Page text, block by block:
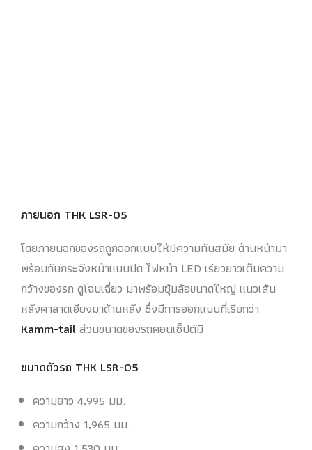
ภายนอก THK LSR-05
โดยภายนอกของรถถูกออกแบบให้มีความทันสมัย ด้านหน้ามา
พร้อมกับกระจังหน้าแบบปิด ไฟหน้า LED เรียวยาวเต็มความ
กว้างของรถ ดูโฉบเฉี่ยว มาพร้อมซุ้มล้อขนาดใหญ่ แนวเส้น
หลังคาลาดเอียงมาด้านหลัง ซึ่งมีการออกแบบที่เรียกว่า
Kamm-tailส่วนขนาดของรถคอนเซ็ปต์มี
ขนาดตัวรถ THK LSR-05
ความยาว 4,995 มม.
ความกว้าง 1,965 มม.